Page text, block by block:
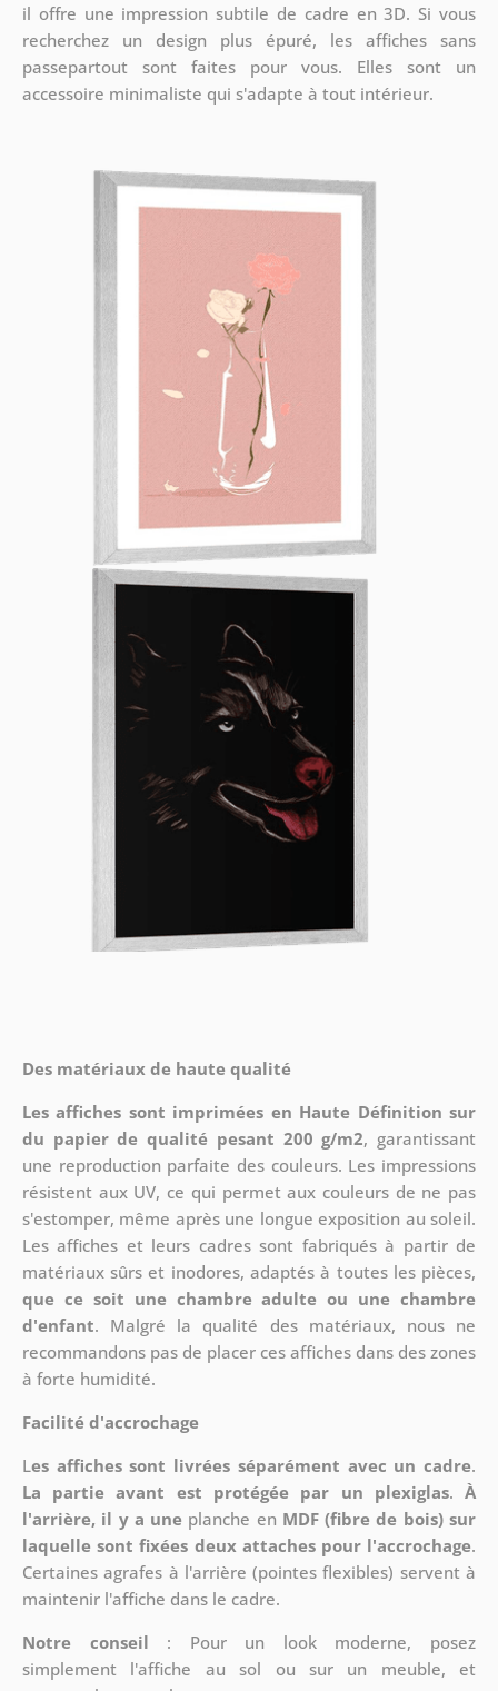
il offre une impression subtile de cadre en 3D. Si vous
recherchez un design plus épuré, les affiches sans
passepartout sont faites pour vous. Elles sont un
accessoire minimaliste qui s'adapte à tout intérieur.
Des matériaux de haute qualité
Les affiches sont imprimées en Haute Définition sur
du papier de qualité pesant 200 g/m2, garantissant
une reproduction parfaite des couleurs. Les impressions
résistent aux UV, ce qui permet aux couleurs de ne pas
s'estomper, même après une longue exposition au soleil.
Les affiches et leurs cadres sont fabriqués à partir de
matériaux sûrs et inodores, adaptés à toutes les pièces,
que ce soit une chambre adulte ou une chambre
d'enfant. Malgré la qualité des matériaux, nous ne
recommandons pas de placer ces affiches dans des zones
à forte humidité.
Facilité d'accrochage
Les affiches sont livrées séparément avec un cadre.
La partie avant est protégée par un plexiglas.À
l'arrière, il y a une planche en MDF (fibre de bois) sur
laquelle sont fixées deux attaches pour l'accrochage.
Certaines agrafes à l'arrière (pointes flexibles) servent à
maintenir l'affiche dans le cadre.
Notre conseil : Pour un look moderne, posez
simplement l'affiche au sol ou sur un meuble, et